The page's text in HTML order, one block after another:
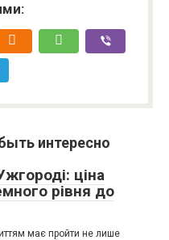
интересно
ціна
рівня до
має пройти не лише